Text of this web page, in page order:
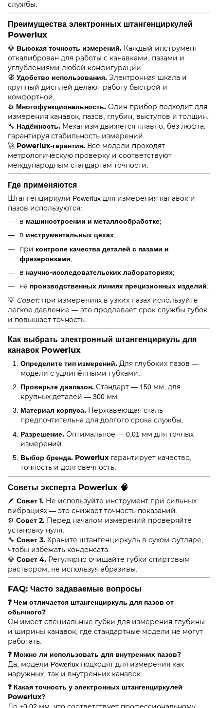
службы.
Преимущества электронных штангенциркулей
Powerlux
💎 Высокая точность измерений. Каждый инструмент
откалиброван для работы с канавками, пазами и
углублениями любой конфигурации.
🧭 Удобство использования. Электронная шкала и
крупный дисплей делают работу быстрой и
комфортной.
⚙️ Многофункциональность. Один прибор подходит для
измерения канавок, пазов, глубин, выступов и толщин.
🔧 Надёжность. Механизм движется плавно, без люфта,
гарантируя стабильность измерений.
🚀 Powerlux-гарантия. Все модели проходят
метрологическую проверку и соответствуют
международным стандартам точности.
Где применяются
Штангенциркули Powerlux для измерения канавок и
пазов используются:
в машиностроении и металлообработке;
в инструментальных цехах;
при контроле качества деталей с пазами и
фрезеровками;
в научно-исследовательских лабораториях;
на производственных линиях прецизионных изделий.
💡 Совет: при измерениях в узких пазах используйте
лёгкое давление — это продлевает срок службы губок
и повышает точность.
Как выбрать электронный штангенциркуль для
канавок Powerlux
Определите тип измерений. Для глубоких пазов —
модели с удлинёнными губками.
Проверьте диапазон. Стандарт — 150 мм, для
крупных деталей — 300 мм.
Материал корпуса. Нержавеющая сталь
предпочтительна для долгого срока службы.
Разрешение. Оптимальное — 0,01 мм для точных
измерений.
Выбор бренда. Powerlux гарантирует качество,
точность и долговечность.
Советы эксперта Powerlux 🧠
🪶 Совет 1. Не используйте инструмент при сильных
вибрациях — это снижает точность показаний.
⚙️ Совет 2. Перед началом измерений проверяйте
установку нуля.
🔧 Совет 3. Храните штангенциркуль в сухом футляре,
чтобы избежать конденсата.
💎 Совет 4. Регулярно очищайте губки спиртовым
раствором, не используя абразивы.
FAQ: Часто задаваемые вопросы
❓ Чем отличается штангенциркуль для пазов от
обычного?
Он имеет специальные губки для измерения глубины
и ширины канавок, где стандартные модели не могут
работать.
❓ Можно ли использовать для внутренних пазов?
Да, модели Powerlux подходят для измерения как
наружных, так и внутренних канавок.
❓ Какая точность у электронных штангенциркулей
Powerlux?